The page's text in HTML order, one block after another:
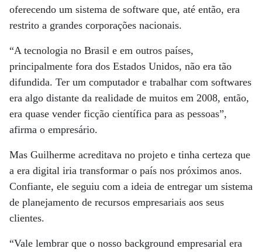
oferecendo um sistema de software que, até então, era
restrito a grandes corporações nacionais.
“A tecnologia no Brasil e em outros países,
principalmente fora dos Estados Unidos, não era tão
difundida. Ter um computador e trabalhar com softwares
era algo distante da realidade de muitos em 2008, então,
era quase vender ficção científica para as pessoas”,
afirma o empresário.
Mas Guilherme acreditava no projeto e tinha certeza que
a era digital iria transformar o país nos próximos anos.
Confiante, ele seguiu com a ideia de entregar um sistema
de planejamento de recursos empresariais aos seus
clientes.
“Vale lembrar que o nosso background empresarial era